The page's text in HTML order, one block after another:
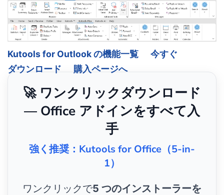
Kutools for Outlook の機能一覧
今すぐ
ダウンロード
購入ページへ
🚀 ワンクリックダウンロード
— Office アドインをすべて入
手
強く推奨：Kutools for Office（5-in-
1）
ワンクリックで5 つのインストーラーを